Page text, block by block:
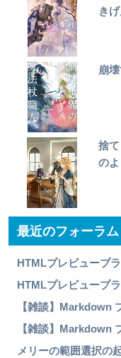
き
崩
捨
の
最近のフォーラム
HTMLプレビュープ
HTMLプレビュープ
【雑談】Markdown
【雑談】Markdown
メリーの範囲選択の